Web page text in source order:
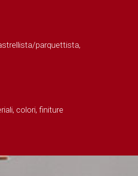
parquettista,
colori, finiture